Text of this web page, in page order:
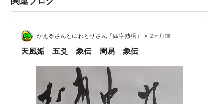
かえるさんとにわとりさん「四字熟語」 • 2ヶ月前
天風姤 五爻 象伝 周易 象伝